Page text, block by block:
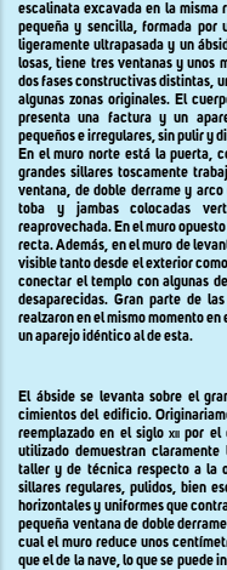
escalinata excavada en la misma
pequeña y sencilla, formada por
ligeramente ultrapasada y un
losas, tiene tres ventanas y unos
dos fases constructivas distintas,
algunas zonas originales. El
presenta una factura y un
pequeños e irregulares, sin pulir y
En el muro norte está la puerta,
grandes sillares toscamente
ventana, de doble derrame y
toba y jambas colocadas
reaprovechada. En el muro
recta. Además, en el muro de
visible tanto desde el exterior
conectar el templo con algunas
desaparecidas. Gran parte de
realzaron en el mismo momento
un aparejo idéntico al de esta.
El ábside se levanta sobre el
cimientos del edificio.
reemplazado en el sigloxiipor el
utilizado demuestran
taller y de técnica respecto a la
sillares regulares, pulidos, bien
horizontales y uniformes que
pequeña ventana de doble
cual el muro reduce unos
que el de la nave, lo que se puede